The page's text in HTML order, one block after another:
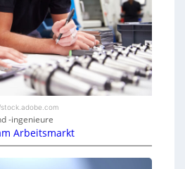
-ingenieure
Arbeitsmarkt